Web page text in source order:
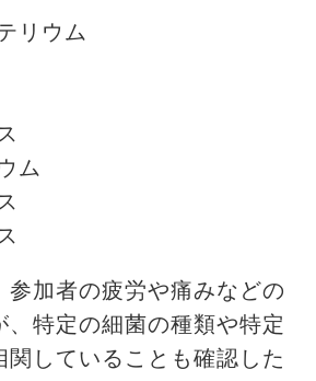
リウム
ム
参加者の疲労や痛みなどの
、特定の細菌の種類や特定
関していることも確認した